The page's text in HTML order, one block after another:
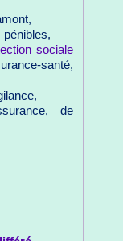
pénibles,
sociale
santé,
de